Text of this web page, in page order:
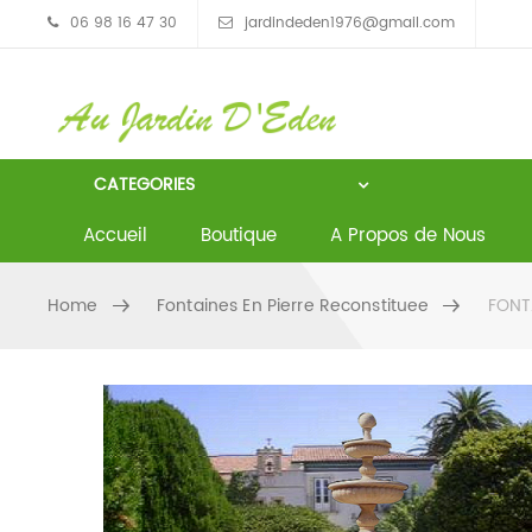
06 98 16 47 30 jardindeden1976@gmail.com
CATEGORIES
Accueil Boutique A Propos de Nous
Home Fontaines En Pierre Reconstituee
Skip to content